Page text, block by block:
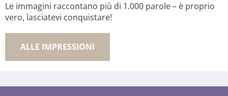
Le immagini raccontano più di 1.000 parole – è proprio
vero, lasciatevi conquistare!
ALLE IMPRESSIONI